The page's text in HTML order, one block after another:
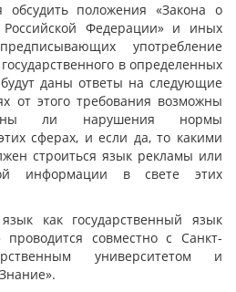
обсудить положения «Закона о
Российской Федерации» и иных
употребление
государственного в определенных
даны ответы на следующие
от этого требования возможны
ли нарушения нормы
сферах, и если да, то какими
строиться язык рекламы или
информации в свете этих
как государственный язык
проводится совместно с Санкт-
университетом и